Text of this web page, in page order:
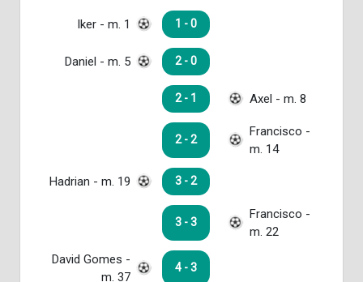
Iker - m. 1 1 - 0
Daniel - m. 5 2 - 0
2 - 1 Axel - m. 8
2 - 2
Francisco -
m. 14
Hadrian - m. 19 3 - 2
3 - 3
Francisco -
m. 22
David Gomes -
m. 37
4 - 3